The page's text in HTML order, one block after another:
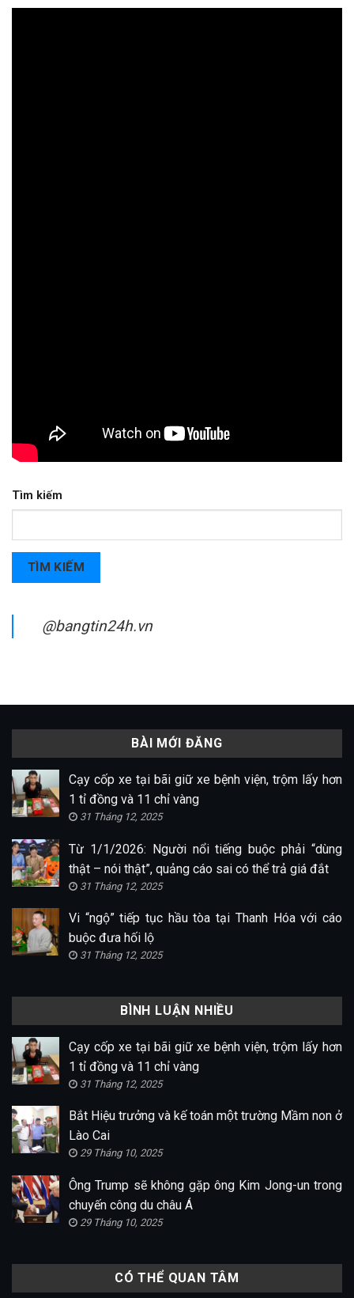
Tìm kiếm
TÌM KIẾM
@bangtin24h.vn
BÀI MỚI ĐĂNG
Cạy cốp xe tại bãi giữ xe bệnh viện, trộm lấy hơn
1 tỉ đồng và 11 chỉ vàng
31 Tháng 12, 2025
Từ 1/1/2026: Người nổi tiếng buộc phải “dùng
thật – nói thật”, quảng cáo sai có thể trả giá đắt
31 Tháng 12, 2025
Vi “ngộ” tiếp tục hầu tòa tại Thanh Hóa với cáo
buộc đưa hối lộ
31 Tháng 12, 2025
BÌNH LUẬN NHIỀU
Cạy cốp xe tại bãi giữ xe bệnh viện, trộm lấy hơn
1 tỉ đồng và 11 chỉ vàng
31 Tháng 12, 2025
Bắt Hiệu trưởng và kế toán một trường Mầm non ở
Lào Cai
29 Tháng 10, 2025
Ông Trump sẽ không gặp ông Kim Jong-un trong
chuyến công du châu Á
29 Tháng 10, 2025
CÓ THỂ QUAN TÂM